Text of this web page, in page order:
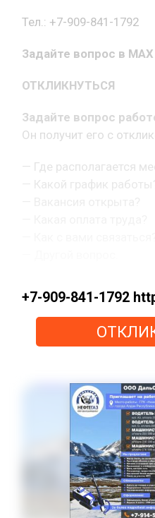
Тел.: +7-909-841-1792
Задайте вопрос в MAX
ОТКЛИКНУТЬСЯ
Задайте вопрос
Он получит его с
— Где располагается
— Какой график работы?
+7-909-841-1792